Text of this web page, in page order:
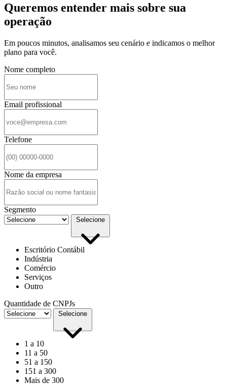
Queremos entender mais sobre sua
operação
Em poucos minutos, analisamos seu cenário e indicamos o melhor
plano para você.
Nome completo
Email profissional
Telefone
Nome da empresa
Segmento
Selecione
Escritório Contábil
Indústria
Comércio
Serviços
Outro
Quantidade de CNPJs
Selecione
1 a 10
11 a 50
51 a 150
151 a 300
Mais de 300